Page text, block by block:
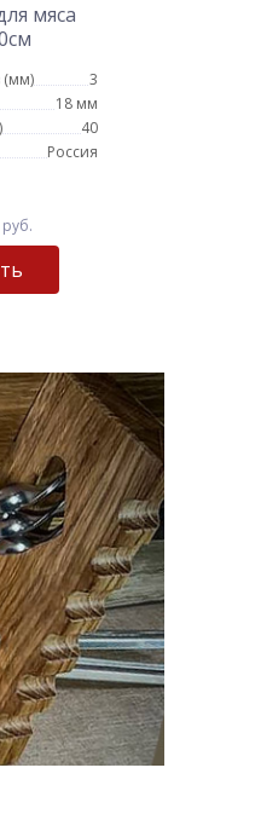
мяса
(мм)
3
18 мм
40
Россия
руб.